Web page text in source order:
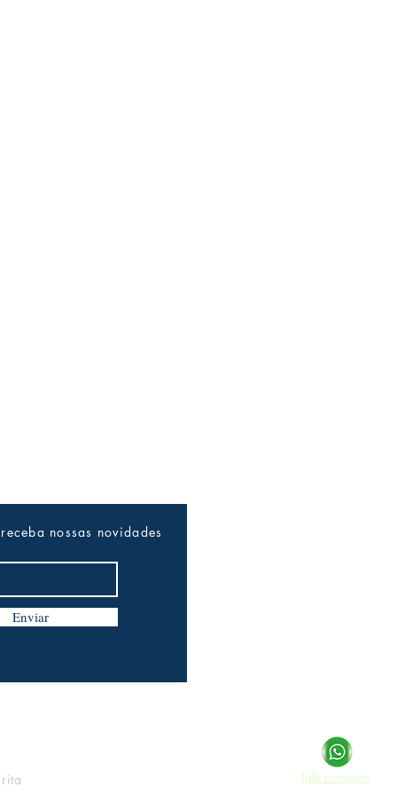
fale conosco
nossas novidades
Enviar